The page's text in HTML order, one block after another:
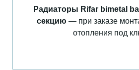
Радиаторы Rifar bimetal
секцию — при заказе
отопления под